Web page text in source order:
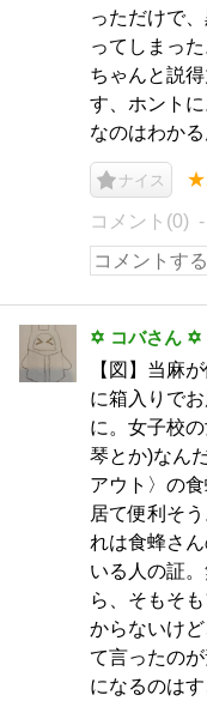
っただけで
ってしまっ
ちゃんと説
す、ホント
なのはわかる
ナイス
コメント(0)
✡ コバさん ✡
【図】当麻
に箱入りで
に。女子校
琴とか)なん
アウト〉の
居て便利そ
れは食蜂さ
いる人の証
ら、そもそ
からないけ
て言ったの
になるのはす